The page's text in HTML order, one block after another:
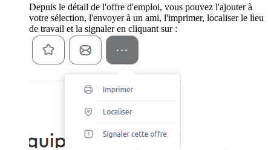
Depuis le détail de l'offre d'emploi, vous pouvez l'ajouter à
votre sélection, l'envoyer à un ami, l'imprimer, localiser le lieu
de travail et la signaler en cliquant sur :